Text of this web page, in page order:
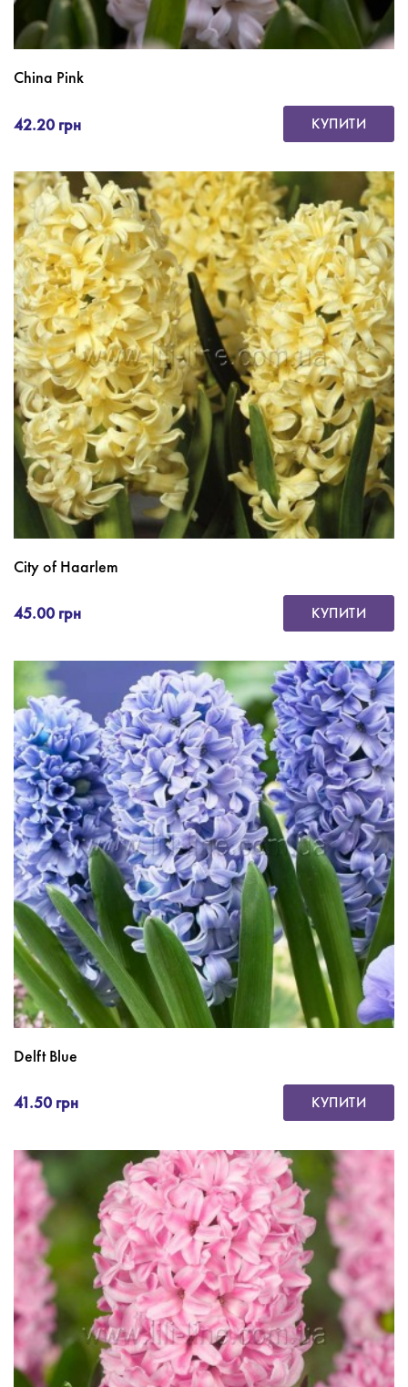
China Pink
42.20 грн КУПИТИ
City of Haarlem
45.00 грн КУПИТИ
Delft Blue
41.50 грн КУПИТИ